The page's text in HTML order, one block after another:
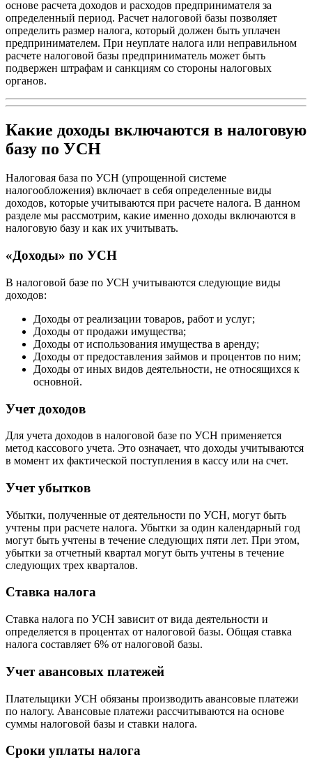
основе расчета доходов и расходов предпринимателя за
определенный период. Расчет налоговой базы позволяет
определить размер налога, который должен быть уплачен
предпринимателем. При неуплате налога или неправильном
расчете налоговой базы предприниматель может быть
подвержен штрафам и санкциям со стороны налоговых
органов.
Какие доходы включаются в налоговую
базу по УСН
Налоговая база по УСН (упрощенной системе
налогообложения) включает в себя определенные виды
доходов, которые учитываются при расчете налога. В данном
разделе мы рассмотрим, какие именно доходы включаются в
налоговую базу и как их учитывать.
«Доходы» по УСН
В налоговой базе по УСН учитываются следующие виды
доходов:
Доходы от реализации товаров, работ и услуг;
Доходы от продажи имущества;
Доходы от использования имущества в аренду;
Доходы от предоставления займов и процентов по ним;
Доходы от иных видов деятельности, не относящихся к
основной.
Учет доходов
Для учета доходов в налоговой базе по УСН применяется
метод кассового учета. Это означает, что доходы учитываются
в момент их фактической поступления в кассу или на счет.
Учет убытков
Убытки, полученные от деятельности по УСН, могут быть
учтены при расчете налога. Убытки за один календарный год
могут быть учтены в течение следующих пяти лет. При этом,
убытки за отчетный квартал могут быть учтены в течение
следующих трех кварталов.
Ставка налога
Ставка налога по УСН зависит от вида деятельности и
определяется в процентах от налоговой базы. Общая ставка
налога составляет 6% от налоговой базы.
Учет авансовых платежей
Плательщики УСН обязаны производить авансовые платежи
по налогу. Авансовые платежи рассчитываются на основе
суммы налоговой базы и ставки налога.
Сроки уплаты налога